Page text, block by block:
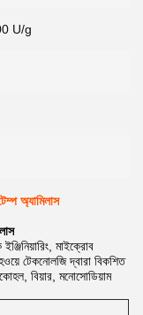
U/g
অ্যামিলাস
মাইক্রোব
টেকনোলজি দ্বারা বিকশিত
বিয়ার, মনোসোডিয়াম